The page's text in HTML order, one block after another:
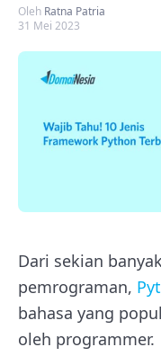
Oleh Ratna Patria
31 Mei 2023
Dari sekian
pemrograman,
bahasa yang
oleh programmer.